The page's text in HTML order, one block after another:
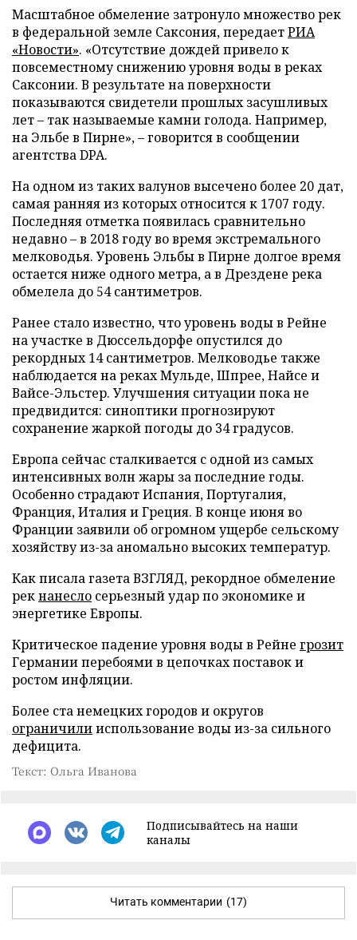
Масштабное обмеление затронуло множество рек
в федеральной земле Саксония, передаетРИА
«Новости». «Отсутствие дождей привело к
повсеместному снижению уровня воды в реках
Саксонии. В результате на поверхности
показываются свидетели прошлых засушливых
лет – так называемые камни голода. Например,
на Эльбе в Пирне», – говорится в сообщении
агентства DPA.
На одном из таких валунов высечено более 20 дат,
самая ранняя из которых относится к 1707 году.
Последняя отметка появилась сравнительно
недавно – в 2018 году во время экстремального
мелководья. Уровень Эльбы в Пирне долгое время
остается ниже одного метра, а в Дрездене река
обмелела до 54 сантиметров.
Ранее стало известно, что уровень воды в Рейне
на участке в Дюссельдорфе опустился до
рекордных 14 сантиметров. Мелководье также
наблюдается на реках Мульде, Шпрее, Найсе и
Вайсе-Эльстер. Улучшения ситуации пока не
предвидится: синоптики прогнозируют
сохранение жаркой погоды до 34 градусов.
Европа сейчас сталкивается с одной из самых
интенсивных волн жары за последние годы.
Особенно страдают Испания, Португалия,
Франция, Италия и Греция. В конце июня во
Франции заявили об огромном ущербе сельскому
хозяйству из-за аномально высоких температур.
Как писала газета ВЗГЛЯД, рекордное обмеление
рекнанесло серьезный удар по экономике и
энергетике Европы.
Критическое падение уровня воды в Рейне грозит
Германии перебоями в цепочках поставок и
ростом инфляции.
Более ста немецких городов и округов
ограничилииспользование воды из-за сильного
дефицита.
Текст: Ольга Иванова
Подписывайтесь на наши
каналы
Читать комментарии (17)